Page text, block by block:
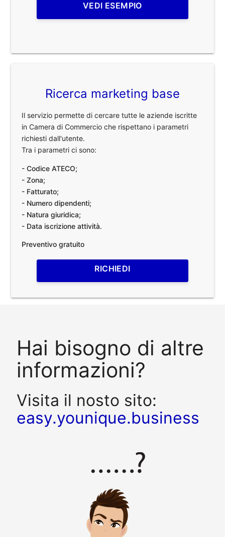
VEDI ESEMPIO
Ricerca marketing base
Il servizio permette di cercare tutte le aziende iscritte
in Camera di Commercio che rispettano i parametri
richiesti dall'utente.
Tra i parametri ci sono:
- Codice ATECO;
- Zona;
- Fatturato;
- Numero dipendenti;
- Natura giuridica;
- Data iscrizione attività.
Preventivo gratuito
RICHIEDI
Hai bisogno di altre
informazioni?
Visita il nosto sito:
easy.younique.business